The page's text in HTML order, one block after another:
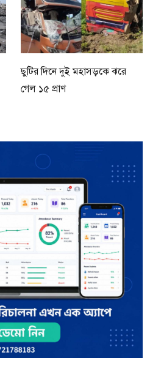
ছুটির দিনে দুই মহাসড়কে ঝরে
গেল ১৫ প্রাণ